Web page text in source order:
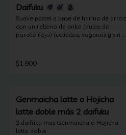
Daifuku
Suave pastel a base de harina de arroz
con un relleno de anko (dulce de
poroto rojo) (celiacos, veganos y sin
$1.900
Genmaicha latte o Hojicha
latte doble más 2 daifuku
2 daifuku mas Genmaicha o Hojicha
latte doble